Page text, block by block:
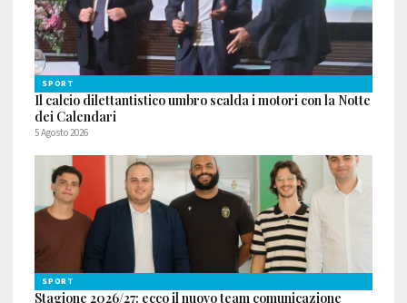
SPORT
Il calcio dilettantistico umbro scalda i motori con la Notte
dei Calendari
5 Agosto 2026
SPORT
Stagione 2026/27: ecco il nuovo team comunicazione